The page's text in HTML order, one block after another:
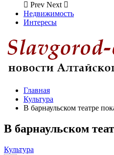
Prev Next
Недвижимость
Интересы
Главная
Культура
В барнаульском театре
В барнаульском
Культура